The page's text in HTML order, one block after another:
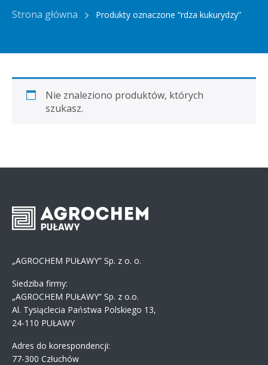
Strona główna Produkty oznaczone “rdza kukurydzy”
Nie znaleziono produktów, których
szukasz.
„AGROCHEM PUŁAWY” Sp. z o. o.
Siedziba firmy:
„AGROCHEM PUŁAWY” Sp. z o.o.
Al. Tysiąclecia Państwa Polskiego 13,
24-110 PUŁAWY
Adres do korespondencji:
77-300 Człuchów